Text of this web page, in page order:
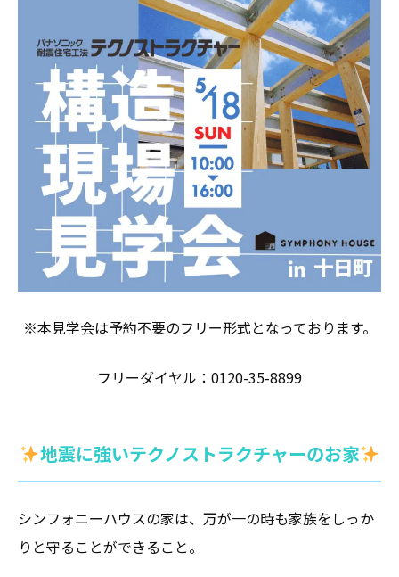
※本見学会は予約不要のフリー形式となっております。
フリーダイヤル：0120-35-8899
地震に強いテクノストラクチャーのお家
シンフォニーハウスの家は、万が一の時も家族をしっか
りと守ることができること。